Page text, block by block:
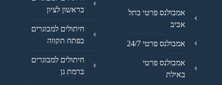
אמבולנס פרטי בתל
אביב
אמבולנס פרטי 24/7
אמבולנס פרטי
באילת
בראשון לציון
חיתולים למבוגרים
בפתח תקווה
חיתולים למבוגרים
ברמת גן